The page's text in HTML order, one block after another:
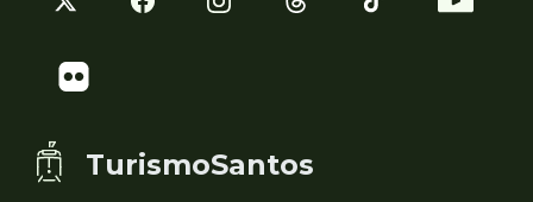
TurismoSantos